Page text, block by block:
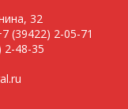
32
(39422) 2-05-71
2-48-35